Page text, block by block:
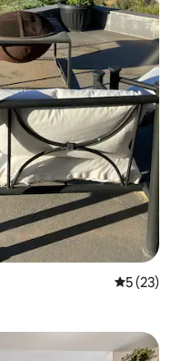
5 de uma
5 (23)